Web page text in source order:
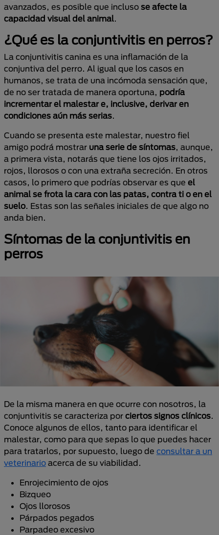
avanzados, es posible que incluso se afecte la
capacidad visual del animal.
¿Qué es la conjuntivitis en perros?
La conjuntivitis canina es una inflamación de la
conjuntiva del perro. Al igual que los casos en
humanos, se trata de una incómoda sensación que,
de no ser tratada de manera oportuna, podría
incrementar el malestar e, inclusive, derivar en
condiciones aún más serias.
Cuando se presenta este malestar, nuestro fiel
amigo podrá mostrar una serie de síntomas, aunque,
a primera vista, notarás que tiene los ojos irritados,
rojos, llorosos o con una extraña secreción. En otros
casos, lo primero que podrías observar es que el
animal se frota la cara con las patas, contra ti o en el
suelo. Estas son las señales iniciales de que algo no
anda bien.
Síntomas de la conjuntivitis en
perros
De la misma manera en que ocurre con nosotros, la
conjuntivitis se caracteriza por ciertos signos clínicos.
Conoce algunos de ellos, tanto para identificar el
malestar, como para que sepas lo que puedes hacer
para tratarlos, por supuesto, luego de consultar a un
veterinario acerca de su viabilidad.
Enrojecimiento de ojos
Bizqueo
Ojos llorosos
Párpados pegados
Parpadeo excesivo